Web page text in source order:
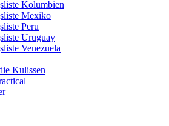
Kolumbien
Mexiko
Peru
Uruguay
Venezuela
Kulissen